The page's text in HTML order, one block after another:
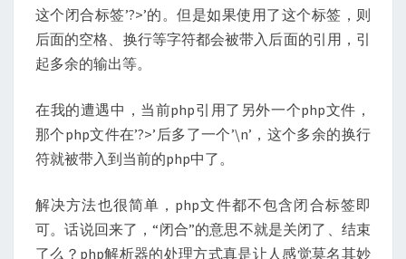
这个闭合标签’?>’的。但是如果使用了这个标签，则
后面的空格、换行等字符都会被带入后面的引用，引
起多余的输出等。
在我的遭遇中，当前php引用了另外一个php文件，
那个php文件在’?>’后多了一个’\n’，这个多余的换行
符就被带入到当前的php中了。
解决方法也很简单，php文件都不包含闭合标签即
可。话说回来了，“闭合”的意思不就是关闭了、结束
了么？php解析器的处理方式真是让人感觉莫名其妙